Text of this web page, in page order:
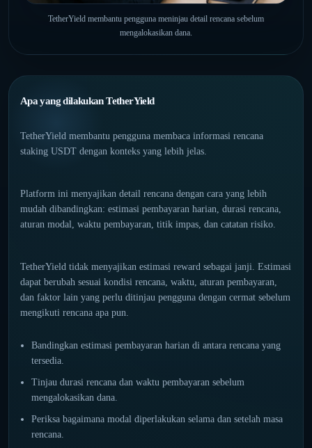
TetherYield membantu pengguna meninjau detail rencana sebelum
mengalokasikan dana.
Apa yang dilakukan TetherYield
TetherYield membantu pengguna membaca informasi rencana
staking USDT dengan konteks yang lebih jelas.
Platform ini menyajikan detail rencana dengan cara yang lebih
mudah dibandingkan: estimasi pembayaran harian, durasi rencana,
aturan modal, waktu pembayaran, titik impas, dan catatan risiko.
TetherYield tidak menyajikan estimasi reward sebagai janji. Estimasi
dapat berubah sesuai kondisi rencana, waktu, aturan pembayaran,
dan faktor lain yang perlu ditinjau pengguna dengan cermat sebelum
mengikuti rencana apa pun.
Bandingkan estimasi pembayaran harian di antara rencana yang
tersedia.
Tinjau durasi rencana dan waktu pembayaran sebelum
mengalokasikan dana.
Periksa bagaimana modal diperlakukan selama dan setelah masa
rencana.